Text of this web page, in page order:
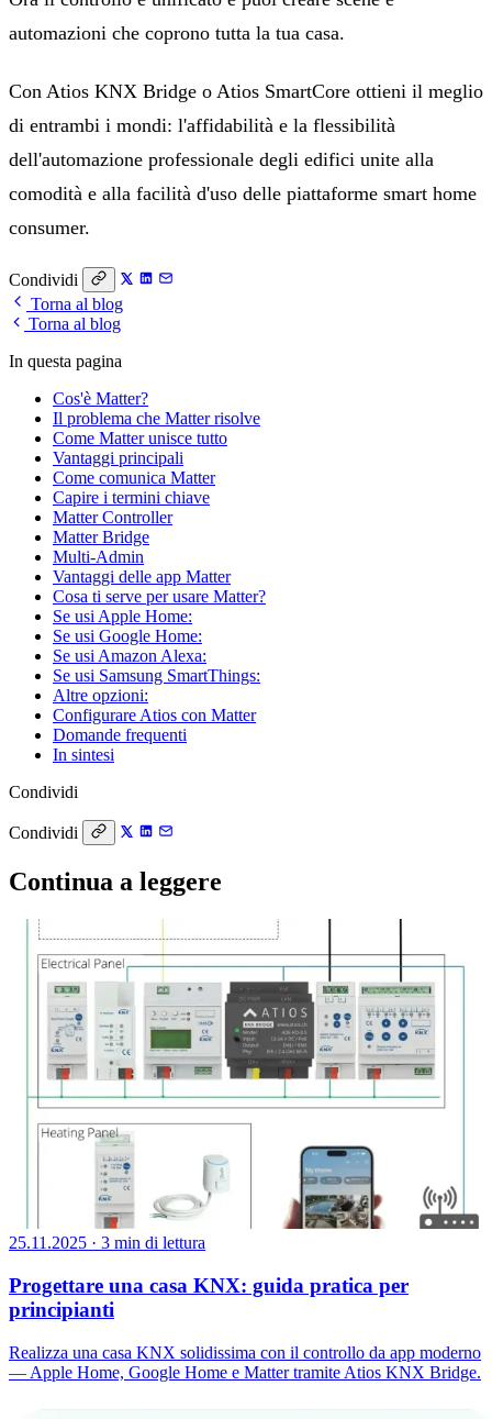
automazioni che coprono tutta la tua casa.
Con Atios KNX Bridge o Atios SmartCore ottieni il meglio
di entrambi i mondi: l'affidabilità e la flessibilità
dell'automazione professionale degli edifici unite alla
comodità e alla facilità d'uso delle piattaforme smart home
consumer.
Condividi
Torna al blog
Torna al blog
In questa pagina
Cos'è Matter?
Il problema che Matter risolve
Come Matter unisce tutto
Vantaggi principali
Come comunica Matter
Capire i termini chiave
Matter Controller
Matter Bridge
Multi-Admin
Vantaggi delle app Matter
Cosa ti serve per usare Matter?
Se usi Apple Home:
Se usi Google Home:
Se usi Amazon Alexa:
Se usi Samsung SmartThings:
Altre opzioni:
Configurare Atios con Matter
Domande frequenti
In sintesi
Condividi
Condividi
Continua a leggere
25.11.2025 · 3 min di lettura
Progettare una casa KNX: guida pratica per
principianti
Realizza una casa KNX solidissima con il controllo da app moderno
— Apple Home, Google Home e Matter tramite Atios KNX Bridge.